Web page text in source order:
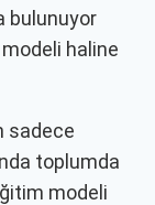
bulunuyor
haline
sadece
toplumda
modeli